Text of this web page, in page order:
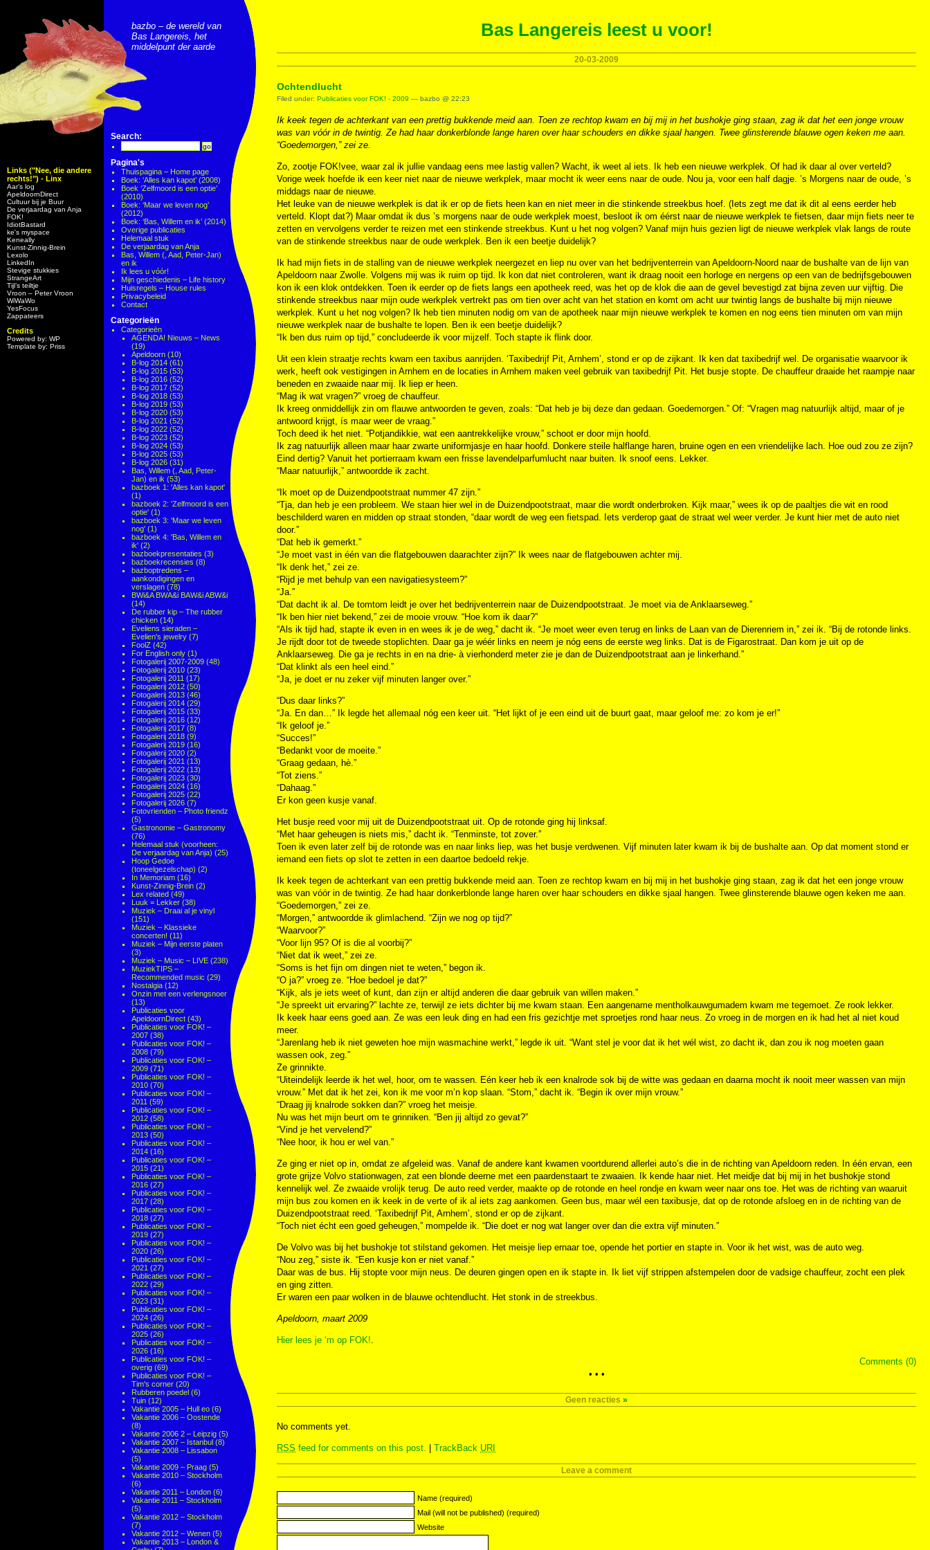
Links ("Nee, die andere
rechts!") - Linx
Aar’s log
ApeldoornDirect
Cultuur bij je Buur
De verjaardag van Anja
FOK!
IdiotBastard
ke's myspace
Keneally
Kunst-Zinnig-Brein
Lexolo
LinkedIn
Stevige stukkies
StrangeArt
Tijl’s teiltje
Vroon – Peter Vroon
WiWaWo
YesFocus
Zappateers
Credits
Powered by: WP
Template by: Priss
bazbo – de wereld van
Bas Langereis, het
middelpunt der aarde
Search:
Pagina's
Thuispagina – Home page
Boek: ‘Alles kan kapot’ (2008)
Boek ‘Zelfmoord is een optie’
(2010)
Boek: ‘Maar we leven nog’
(2012)
Boek: ‘Bas, Willem en ik’ (2014)
Overige publicaties
Helemaal stuk
De verjaardag van Anja
Bas, Willem (, Aad, Peter-Jan)
en ik
Ik lees u vóór!
Mijn geschiedenis – Life history
Huisregels – House rules
Privacybeleid
Contact
Categorieën
Categorieën
AGENDA! Nieuws – News
(19)
Apeldoorn (10)
B-log 2014 (61)
B-log 2015 (53)
B-log 2016 (52)
B-log 2017 (52)
B-log 2018 (53)
B-log 2019 (53)
B-log 2020 (53)
B-log 2021 (52)
B-log 2022 (52)
B-log 2023 (52)
B-log 2024 (53)
B-log 2025 (53)
B-log 2026 (31)
Bas, Willem (, Aad, Peter-
Jan) en ik (53)
bazboek 1: 'Alles kan kapot'
(1)
bazboek 2: 'Zelfmoord is een
optie' (1)
bazboek 3: 'Maar we leven
nog' (1)
bazboek 4: 'Bas, Willem en
ik' (2)
bazboekpresentaties (3)
bazboekrecensies (8)
bazboptredens –
aankondigingen en
verslagen (78)
BWi&A BWA&i BAW&i ABW&i
(14)
De rubber kip – The rubber
chicken (14)
Eveliens sieraden –
Evelien's jewelry (7)
FoolZ (42)
For English only (1)
Fotogalerij 2007-2009 (48)
Fotogalerij 2010 (23)
Fotogalerij 2011 (17)
Fotogalerij 2012 (50)
Fotogalerij 2013 (46)
Fotogalerij 2014 (29)
Fotogalerij 2015 (33)
Fotogalerij 2016 (12)
Fotogalerij 2017 (8)
Fotogalerij 2018 (9)
Fotogalerij 2019 (16)
Fotogalerij 2020 (2)
Fotogalerij 2021 (13)
Fotogalerij 2022 (13)
Fotogalerij 2023 (30)
Fotogalerij 2024 (16)
Fotogalerij 2025 (22)
Fotogalerij 2026 (7)
Fotovrienden – Photo friendz
(5)
Gastronomie – Gastronomy
(76)
Helemaal stuk (voorheen:
De verjaardag van Anja) (25)
Hoop Gedoe
(toneelgezelschap) (2)
In Memoriam (16)
Kunst-Zinnig-Brein (2)
Lex related (49)
Luuk = Lekker (38)
Muziek – Draai al je vinyl
(151)
Muziek – Klassieke
concerten! (11)
Muziek – Mijn eerste platen
(3)
Muziek – Music – LIVE (238)
MuziekTIPS –
Recommended music (29)
Nostalgia (12)
Onzin met een verlengsnoer
(13)
Publicaties voor
ApeldoornDirect (43)
Publicaties voor FOK! –
2007 (38)
Publicaties voor FOK! –
2008 (79)
Publicaties voor FOK! –
2009 (71)
Publicaties voor FOK! –
2010 (70)
Publicaties voor FOK! –
2011 (59)
Publicaties voor FOK! –
2012 (58)
Publicaties voor FOK! –
2013 (50)
Publicaties voor FOK! –
2014 (16)
Publicaties voor FOK! –
2015 (21)
Publicaties voor FOK! –
2016 (27)
Publicaties voor FOK! –
2017 (28)
Publicaties voor FOK! –
2018 (27)
Publicaties voor FOK! –
2019 (27)
Publicaties voor FOK! –
2020 (26)
Publicaties voor FOK! –
2021 (27)
Publicaties voor FOK! –
2022 (29)
Publicaties voor FOK! –
2023 (31)
Publicaties voor FOK! –
2024 (26)
Publicaties voor FOK! –
2025 (26)
Publicaties voor FOK! –
2026 (16)
Publicaties voor FOK! –
overig (69)
Publicaties voor FOK! –
Tim's corner (20)
Rubberen poedel (6)
Tuin (12)
Vakantie 2005 – Hull eo (6)
Vakantie 2006 – Oostende
(8)
Vakantie 2006 2 – Leipzig (5)
Vakantie 2007 – Istanbul (8)
Vakantie 2008 – Lissabon
(5)
Vakantie 2009 – Praag (5)
Vakantie 2010 – Stockholm
(6)
Vakantie 2011 – London (6)
Vakantie 2011 – Stockholm
(5)
Vakantie 2012 – Stockholm
(7)
Vakantie 2012 – Wenen (5)
Vakantie 2013 – London &
Bas Langereis leest u voor!
20-03-2009
Ochtendlucht
Filed under: Publicaties voor FOK! - 2009 — bazbo @ 22:23
Ik keek tegen de achterkant van een prettig bukkende meid aan. Toen ze rechtop kwam en bij mij in het bushokje ging staan, zag ik dat het een jonge vrouw
was van vóór in de twintig. Ze had haar donkerblonde lange haren over haar schouders en dikke sjaal hangen. Twee glinsterende blauwe ogen keken me aan.
“Goedemorgen,” zei ze.
Zo, zootje FOK!vee, waar zal ik jullie vandaag eens mee lastig vallen? Wacht, ik weet al iets. Ik heb een nieuwe werkplek. Of had ik daar al over verteld?
Vorige week hoefde ik een keer niet naar de nieuwe werkplek, maar mocht ik weer eens naar de oude. Nou ja, voor een half dagje. ’s Morgens naar de oude, ’s
middags naar de nieuwe.
Het leuke van de nieuwe werkplek is dat ik er op de fiets heen kan en niet meer in die stinkende streekbus hoef. (Iets zegt me dat ik dit al eens eerder heb
verteld. Klopt dat?) Maar omdat ik dus ’s morgens naar de oude werkplek moest, besloot ik om éérst naar de nieuwe werkplek te fietsen, daar mijn fiets neer te
zetten en vervolgens verder te reizen met een stinkende streekbus. Kunt u het nog volgen? Vanaf mijn huis gezien ligt de nieuwe werkplek vlak langs de route
van de stinkende streekbus naar de oude werkplek. Ben ik een beetje duidelijk?
Ik had mijn fiets in de stalling van de nieuwe werkplek neergezet en liep nu over van het bedrijventerrein van Apeldoorn-Noord naar de bushalte van de lijn van
Apeldoorn naar Zwolle. Volgens mij was ik ruim op tijd. Ik kon dat niet controleren, want ik draag nooit een horloge en nergens op een van de bedrijfsgebouwen
kon ik een klok ontdekken. Toen ik eerder op de fiets langs een apotheek reed, was het op de klok die aan de gevel bevestigd zat bijna zeven uur vijftig. Die
stinkende streekbus naar mijn oude werkplek vertrekt pas om tien over acht van het station en komt om acht uur twintig langs de bushalte bij mijn nieuwe
werkplek. Kunt u het nog volgen? Ik heb tien minuten nodig om van de apotheek naar mijn nieuwe werkplek te komen en nog eens tien minuten om van mijn
nieuwe werkplek naar de bushalte te lopen. Ben ik een beetje duidelijk?
“Ik ben dus ruim op tijd,” concludeerde ik voor mijzelf. Toch stapte ik flink door.
Uit een klein straatje rechts kwam een taxibus aanrijden. ‘Taxibedrijf Pit, Arnhem’, stond er op de zijkant. Ik ken dat taxibedrijf wel. De organisatie waarvoor ik
werk, heeft ook vestigingen in Arnhem en de locaties in Arnhem maken veel gebruik van taxibedrijf Pit. Het busje stopte. De chauffeur draaide het raampje naar
beneden en zwaaide naar mij. Ik liep er heen.
“Mag ik wat vragen?” vroeg de chauffeur.
Ik kreeg onmiddellijk zin om flauwe antwoorden te geven, zoals: “Dat heb je bij deze dan gedaan. Goedemorgen.” Of: “Vragen mag natuurlijk altijd, maar of je
antwoord krijgt, ís maar weer de vraag.”
Toch deed ik het niet. “Potjandikkie, wat een aantrekkelijke vrouw,” schoot er door mijn hoofd.
Ik zag natuurlijk alleen maar haar zwarte uniformjasje en haar hoofd. Donkere steile halflange haren, bruine ogen en een vriendelijke lach. Hoe oud zou ze zijn?
Eind dertig? Vanuit het portierraam kwam een frisse lavendelparfumlucht naar buiten. Ik snoof eens. Lekker.
“Maar natuurlijk,” antwoordde ik zacht.
“Ik moet op de Duizendpootstraat nummer 47 zijn.”
“Tja, dan heb je een probleem. We staan hier wel in de Duizendpootstraat, maar die wordt onderbroken. Kijk maar,” wees ik op de paaltjes die wit en rood
beschilderd waren en midden op straat stonden, “daar wordt de weg een fietspad. Iets verderop gaat de straat wel weer verder. Je kunt hier met de auto niet
door.”
“Dat heb ik gemerkt.”
“Je moet vast in één van die flatgebouwen daarachter zijn?” Ik wees naar de flatgebouwen achter mij.
“Ik denk het,” zei ze.
“Rijd je met behulp van een navigatiesysteem?”
“Ja.”
“Dat dacht ik al. De tomtom leidt je over het bedrijventerrein naar de Duizendpootstraat. Je moet via de Anklaarseweg.”
“Ik ben hier niet bekend,” zei de mooie vrouw. “Hoe kom ik daar?”
“Als ik tijd had, stapte ik even in en wees ik je de weg,” dacht ik. “Je moet weer even terug en links de Laan van de Dierenriem in,” zei ik. “Bij de rotonde links.
Je rijdt door tot de tweede stoplichten. Daar ga je wéér links en neem je nóg eens de eerste weg links. Dat is de Figarostraat. Dan kom je uit op de
Anklaarseweg. Die ga je rechts in en na drie- à vierhonderd meter zie je dan de Duizendpootstraat aan je linkerhand.”
“Dat klinkt als een heel eind.”
“Ja, je doet er nu zeker vijf minuten langer over.”
“Dus daar links?”
“Ja. En dan…” Ik legde het allemaal nóg een keer uit. “Het lijkt of je een eind uit de buurt gaat, maar geloof me: zo kom je er!”
“Ik geloof je.”
“Succes!”
“Bedankt voor de moeite.”
“Graag gedaan, hè.”
“Tot ziens.”
“Dahaag.”
Er kon geen kusje vanaf.
Het busje reed voor mij uit de Duizendpootstraat uit. Op de rotonde ging hij linksaf.
“Met haar geheugen is niets mis,” dacht ik. “Tenminste, tot zover.”
Toen ik even later zelf bij de rotonde was en naar links liep, was het busje verdwenen. Vijf minuten later kwam ik bij de bushalte aan. Op dat moment stond er
iemand een fiets op slot te zetten in een daartoe bedoeld rekje.
Ik keek tegen de achterkant van een prettig bukkende meid aan. Toen ze rechtop kwam en bij mij in het bushokje ging staan, zag ik dat het een jonge vrouw
was van vóór in de twintig. Ze had haar donkerblonde lange haren over haar schouders en dikke sjaal hangen. Twee glinsterende blauwe ogen keken me aan.
“Goedemorgen,” zei ze.
“Morgen,” antwoordde ik glimlachend. “Zijn we nog op tijd?”
“Waarvoor?”
“Voor lijn 95? Of is die al voorbij?”
“Niet dat ik weet,” zei ze.
“Soms is het fijn om dingen niet te weten,” begon ik.
“O ja?” vroeg ze. “Hoe bedoel je dat?”
“Kijk, als je iets weet of kunt, dan zijn er altijd anderen die daar gebruik van willen maken.”
“Je spreekt uit ervaring?” lachte ze, terwijl ze iets dichter bij me kwam staan. Een aangename mentholkauwgumadem kwam me tegemoet. Ze rook lekker.
Ik keek haar eens goed aan. Ze was een leuk ding en had een fris gezichtje met sproetjes rond haar neus. Zo vroeg in de morgen en ik had het al niet koud
meer.
“Jarenlang heb ik niet geweten hoe mijn wasmachine werkt,” legde ik uit. “Want stel je voor dat ik het wél wist, zo dacht ik, dan zou ik nog moeten gaan
wassen ook, zeg.”
Ze grinnikte.
“Uiteindelijk leerde ik het wel, hoor, om te wassen. Eén keer heb ik een knalrode sok bij de witte was gedaan en daarna mocht ik nooit meer wassen van mijn
vrouw.” Met dat ik het zei, kon ik me voor m’n kop slaan. “Stom,” dacht ik. “Begin ik over mijn vrouw.”
“Draag jij knalrode sokken dan?” vroeg het meisje.
Nu was het mijn beurt om te grinniken. “Ben jij altijd zo gevat?”
“Vind je het vervelend?”
“Nee hoor, ik hou er wel van.”
Ze ging er niet op in, omdat ze afgeleid was. Vanaf de andere kant kwamen voortdurend allerlei auto’s die in de richting van Apeldoorn reden. In één ervan, een
grote grijze Volvo stationwagen, zat een blonde deerne met een paardenstaart te zwaaien. Ik kende haar niet. Het meidje dat bij mij in het bushokje stond
kennelijk wel. Ze zwaaide vrolijk terug. De auto reed verder, maakte op de rotonde en heel rondje en kwam weer naar ons toe. Het was de richting van waaruit
mijn bus zou komen en ik keek in de verte of ik al iets zag aankomen. Geen bus, maar wél een taxibusje, dat op de rotonde afsloeg en in de richting van de
Duizendpootstraat reed. ‘Taxibedrijf Pit, Arnhem’, stond er op de zijkant.
“Toch niet écht een goed geheugen,” mompelde ik. “Die doet er nog wat langer over dan die extra vijf minuten.”
De Volvo was bij het bushokje tot stilstand gekomen. Het meisje liep ernaar toe, opende het portier en stapte in. Voor ik het wist, was de auto weg.
“Nou zeg,” siste ik. “Een kusje kon er niet vanaf.”
Daar was de bus. Hij stopte voor mijn neus. De deuren gingen open en ik stapte in. Ik liet vijf strippen afstempelen door de vadsige chauffeur, zocht een plek
en ging zitten.
Er waren een paar wolken in de blauwe ochtendlucht. Het stonk in de streekbus.
Apeldoorn, maart 2009
Hier lees je ‘m op FOK!.
Comments (0)
• • •
Geen reacties »
No comments yet.
RSS feed for comments on this post. TrackBack URI
Leave a comment
Name (required)
Mail (will not be published) (required)
Website